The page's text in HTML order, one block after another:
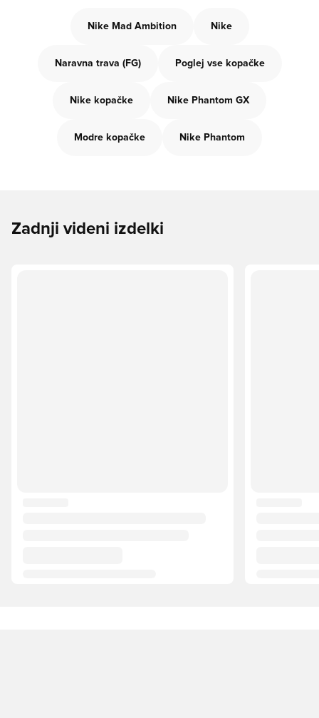
Nike Mad Ambition Nike
Naravna trava (FG) Poglej vse kopačke
Nike kopačke Nike Phantom GX
Modre kopačke Nike Phantom
Zadnji videni izdelki